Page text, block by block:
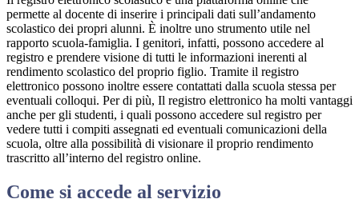
permette al docente di inserire i principali dati sull’andamento
scolastico dei propri alunni. È inoltre uno strumento utile nel
rapporto scuola-famiglia. I genitori, infatti, possono accedere al
registro e prendere visione di tutti le informazioni inerenti al
rendimento scolastico del proprio figlio. Tramite il registro
elettronico possono inoltre essere contattati dalla scuola stessa per
eventuali colloqui. Per di più, Il registro elettronico ha molti vantaggi
anche per gli studenti, i quali possono accedere sul registro per
vedere tutti i compiti assegnati ed eventuali comunicazioni della
scuola, oltre alla possibilità di visionare il proprio rendimento
trascritto all’interno del registro online.
Come si accede al servizio